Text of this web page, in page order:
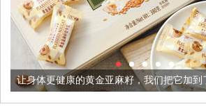
的黄金亚麻籽，我们把它加到了牛轧糖里